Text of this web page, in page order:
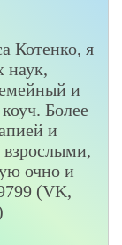
Котенко, я
наук,
и
Более
и
взрослыми,
очно и
(VK,